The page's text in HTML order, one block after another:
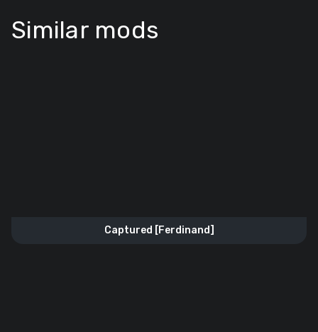
Similar mods
Captured [Ferdinand]